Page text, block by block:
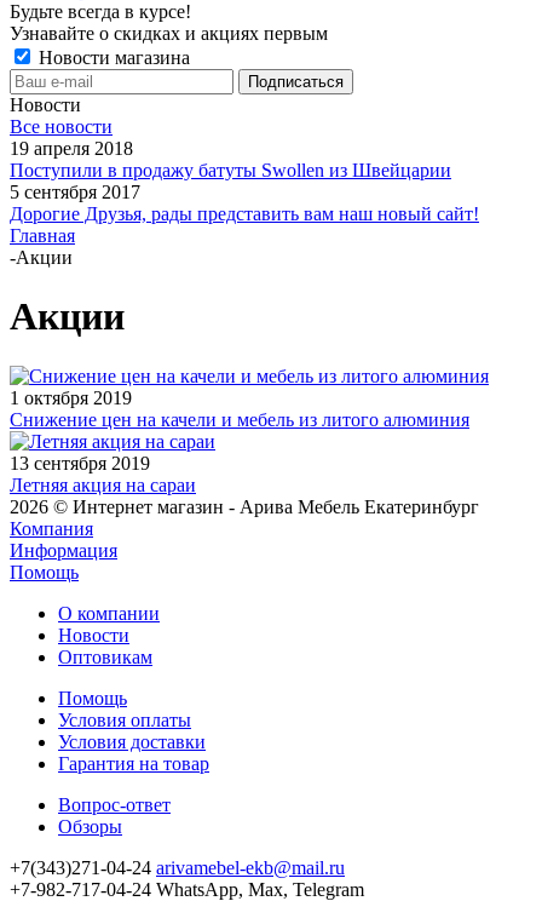
Будьте всегда в курсе!
Узнавайте о скидках и акциях первым
Новости магазина
Новости
Все новости
19 апреля 2018
Поступили в продажу батуты Swollen из Швейцарии
5 сентября 2017
Дорогие Друзья, рады представить вам наш новый сайт!
Главная
-Акции
Акции
1 октября 2019
Снижение цен на качели и мебель из литого алюминия
13 сентября 2019
Летняя акция на сараи
2026 © Интернет магазин - Арива Мебель Екатеринбург
Компания
Информация
Помощь
О компании
Новости
Оптовикам
Помощь
Условия оплаты
Условия доставки
Гарантия на товар
Вопрос-ответ
Обзоры
+7(343)271-04-24 arivamebel-ekb@mail.ru
+7-982-717-04-24 WhatsApp, Max, Telegram